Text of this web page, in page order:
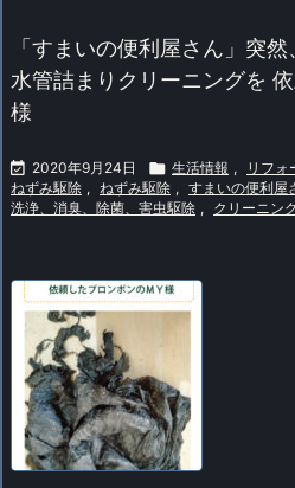
「すまいの便利屋さん」突
水管詰まりクリーニングを
様
 2020年9月24日  生活情報 , リフォ
ねずみ駆除 , ねずみ駆除 , すまいの便利屋
洗浄、消臭、除菌、害虫駆除 , クリーニン